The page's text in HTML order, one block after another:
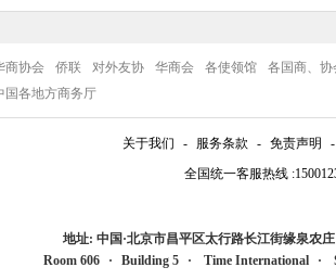
商协会 侨联 对外友协 华商会 各使领馆 各国商、协
国各地方商务厅
关于我们 - 服务条款 - 免责声明 -
全国统一客服热线
地址: 中国·北京市昌平区太行路长江街缘泉农庄
Room 606
· Building 5 · Time International ·